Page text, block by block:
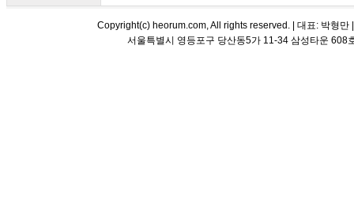
Copyright(c) heorum.com, All rights reserved. | 대표: 박형
서울특별시 영등포구 당산동5가 11-34 삼성타운